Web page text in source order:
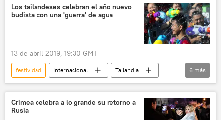
Fuerzas Armadas de Irán
Cuerpos de la Guardia Revolucionaria Islámica
Los tailandeses celebran el año nuevo
budista con una 'guerra' de agua
13 de abril 2019, 19:30 GMT
festividad Internacional
Tailandia
festival
festejos
tradiciones
🌏 Asia
Año Nuevo
6 más
Crimea celebra a lo grande su retorno a
Rusia